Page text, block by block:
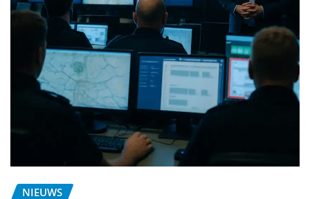
NIEUWS